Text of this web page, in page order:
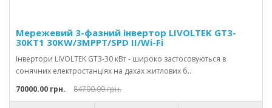
Мережевий 3-фазний інвертор LIVOLTEK GT3-
30KT1 30KW/3MPPT/SPD II/Wi-Fi
Інвертори LIVOLTEK GT3-30 кВт - широко застосовуються в
сонячних електростанціях на дахах житлових б..
70000.00 грн. 84700.00 грн.